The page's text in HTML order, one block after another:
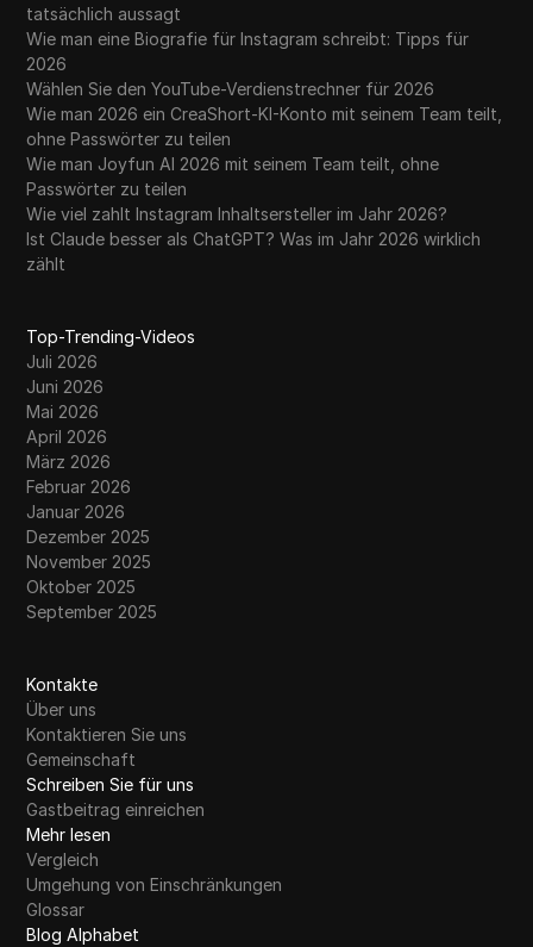
tatsächlich aussagt
Wie man eine Biografie für Instagram schreibt: Tipps für
2026
Wählen Sie den YouTube-Verdienstrechner für 2026
Wie man 2026 ein CreaShort-KI-Konto mit seinem Team teilt,
ohne Passwörter zu teilen
Wie man Joyfun AI 2026 mit seinem Team teilt, ohne
Passwörter zu teilen
Wie viel zahlt Instagram Inhaltsersteller im Jahr 2026?
Ist Claude besser als ChatGPT? Was im Jahr 2026 wirklich
zählt
Top-Trending-Videos
Juli 2026
Juni 2026
Mai 2026
April 2026
März 2026
Februar 2026
Januar 2026
Dezember 2025
November 2025
Oktober 2025
September 2025
Kontakte
Über uns
Kontaktieren Sie uns
Gemeinschaft
Schreiben Sie für uns
Gastbeitrag einreichen
Mehr lesen
Vergleich
Umgehung von Einschränkungen
Glossar
Blog Alphabet